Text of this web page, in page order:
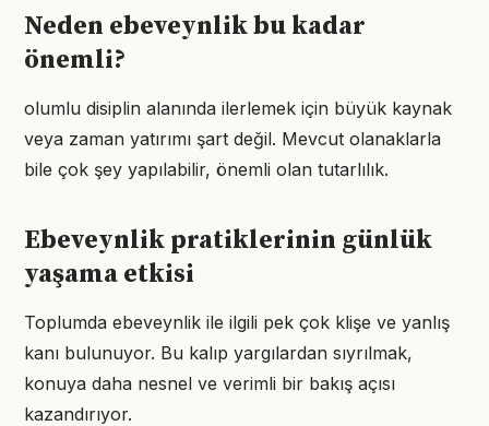
Neden ebeveynlik bu kadar
önemli?
olumlu disiplin alanında ilerlemek için büyük kaynak
veya zaman yatırımı şart değil. Mevcut olanaklarla
bile çok şey yapılabilir, önemli olan tutarlılık.
Ebeveynlik pratiklerinin günlük
yaşama etkisi
Toplumda ebeveynlik ile ilgili pek çok klişe ve yanlış
kanı bulunuyor. Bu kalıp yargılardan sıyrılmak,
konuya daha nesnel ve verimli bir bakış açısı
kazandırıyor.